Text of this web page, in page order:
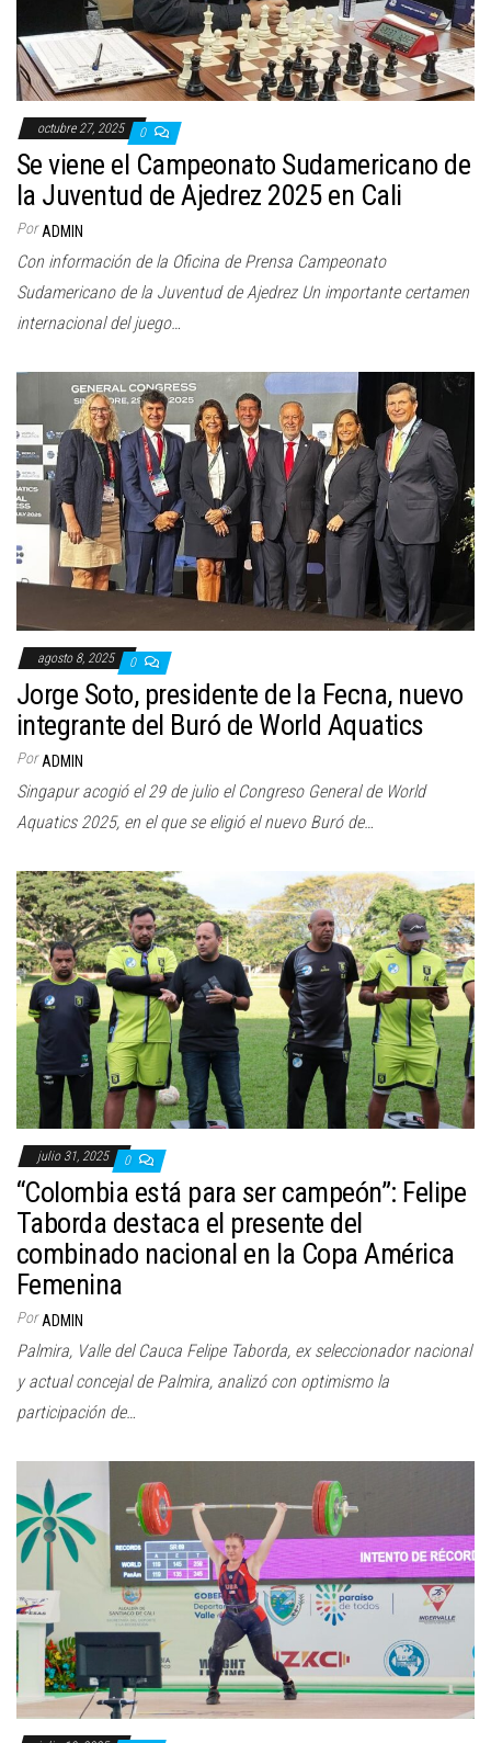
octubre 27, 2025 0
Se viene el Campeonato Sudamericano de
la Juventud de Ajedrez 2025 en Cali
Por ADMIN
Con información de la Oficina de Prensa Campeonato
Sudamericano de la Juventud de Ajedrez Un importante certamen
internacional del juego…
agosto 8, 2025 0
Jorge Soto, presidente de la Fecna, nuevo
integrante del Buró de World Aquatics
Por ADMIN
Singapur acogió el 29 de julio el Congreso General de World
Aquatics 2025, en el que se eligió el nuevo Buró de…
julio 31, 2025 0
“Colombia está para ser campeón”: Felipe
Taborda destaca el presente del
combinado nacional en la Copa América
Femenina
Por ADMIN
Palmira, Valle del Cauca Felipe Taborda, ex seleccionador nacional
y actual concejal de Palmira, analizó con optimismo la
participación de…